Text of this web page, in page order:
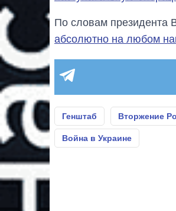
По словам президента
абсолютно на любом
Генштаб Вторжение
Война в Украине